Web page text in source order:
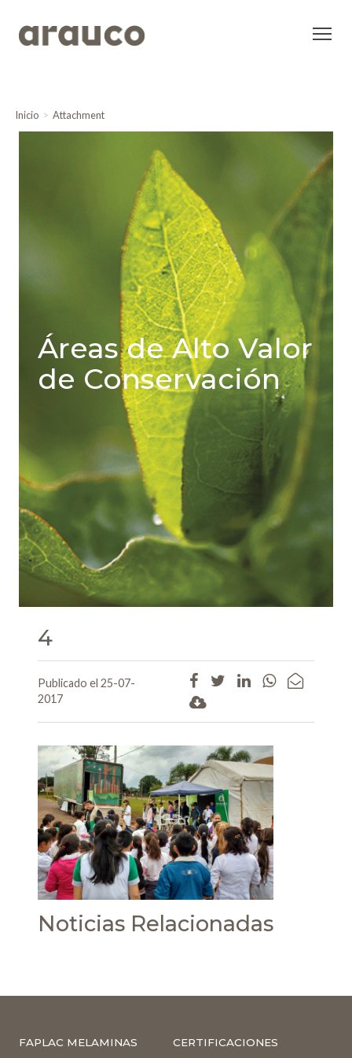
Inicio Attachment
Áreas de Alto Valor
de Conservación
4
Publicado el 25-07-
2017
Noticias Relacionadas
FAPLAC MELAMINAS CERTIFICACIONES